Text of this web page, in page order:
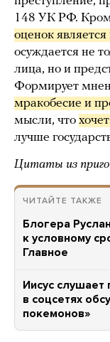
148 УК РФ.
оценок
осуждается не
лица, но и
Формирует
мракобесие и
мысли, что
лучше
Цитаты из
ЧИТАЙТЕ ТАКЖЕ
Блогера
к условному
Главное
Иисус слушает
в соцсетях
покемонов»